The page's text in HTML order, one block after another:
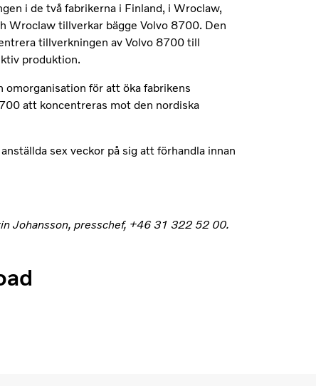
i de två fabrikerna i Finland, i Wroclaw,
Wroclaw tillverkar bägge Volvo 8700. Den
tillverkningen av Volvo 8700 till
produktion.
omorganisation för att öka fabrikens
att koncentreras mot den nordiska
sex veckor på sig att förhandla innan
Johansson, presschef, +46 31 322 52 00.